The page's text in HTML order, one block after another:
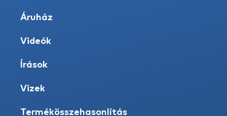
Áruház
Videók
Írások
Vizek
Termékösszehasonlítás